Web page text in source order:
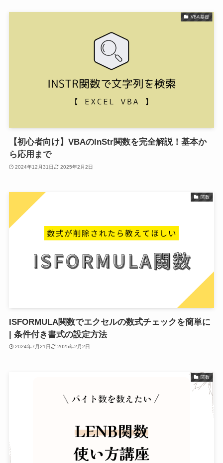
VBA基礎
【初心者向け】VBAのInStr関数を完全解説！基本か
ら応用まで
2024年12月31日 2025年2月2日
関数
ISFORMULA関数でエクセルの数式チェックを簡単に
| 条件付き書式の設定方法
2024年7月21日 2025年2月2日
関数